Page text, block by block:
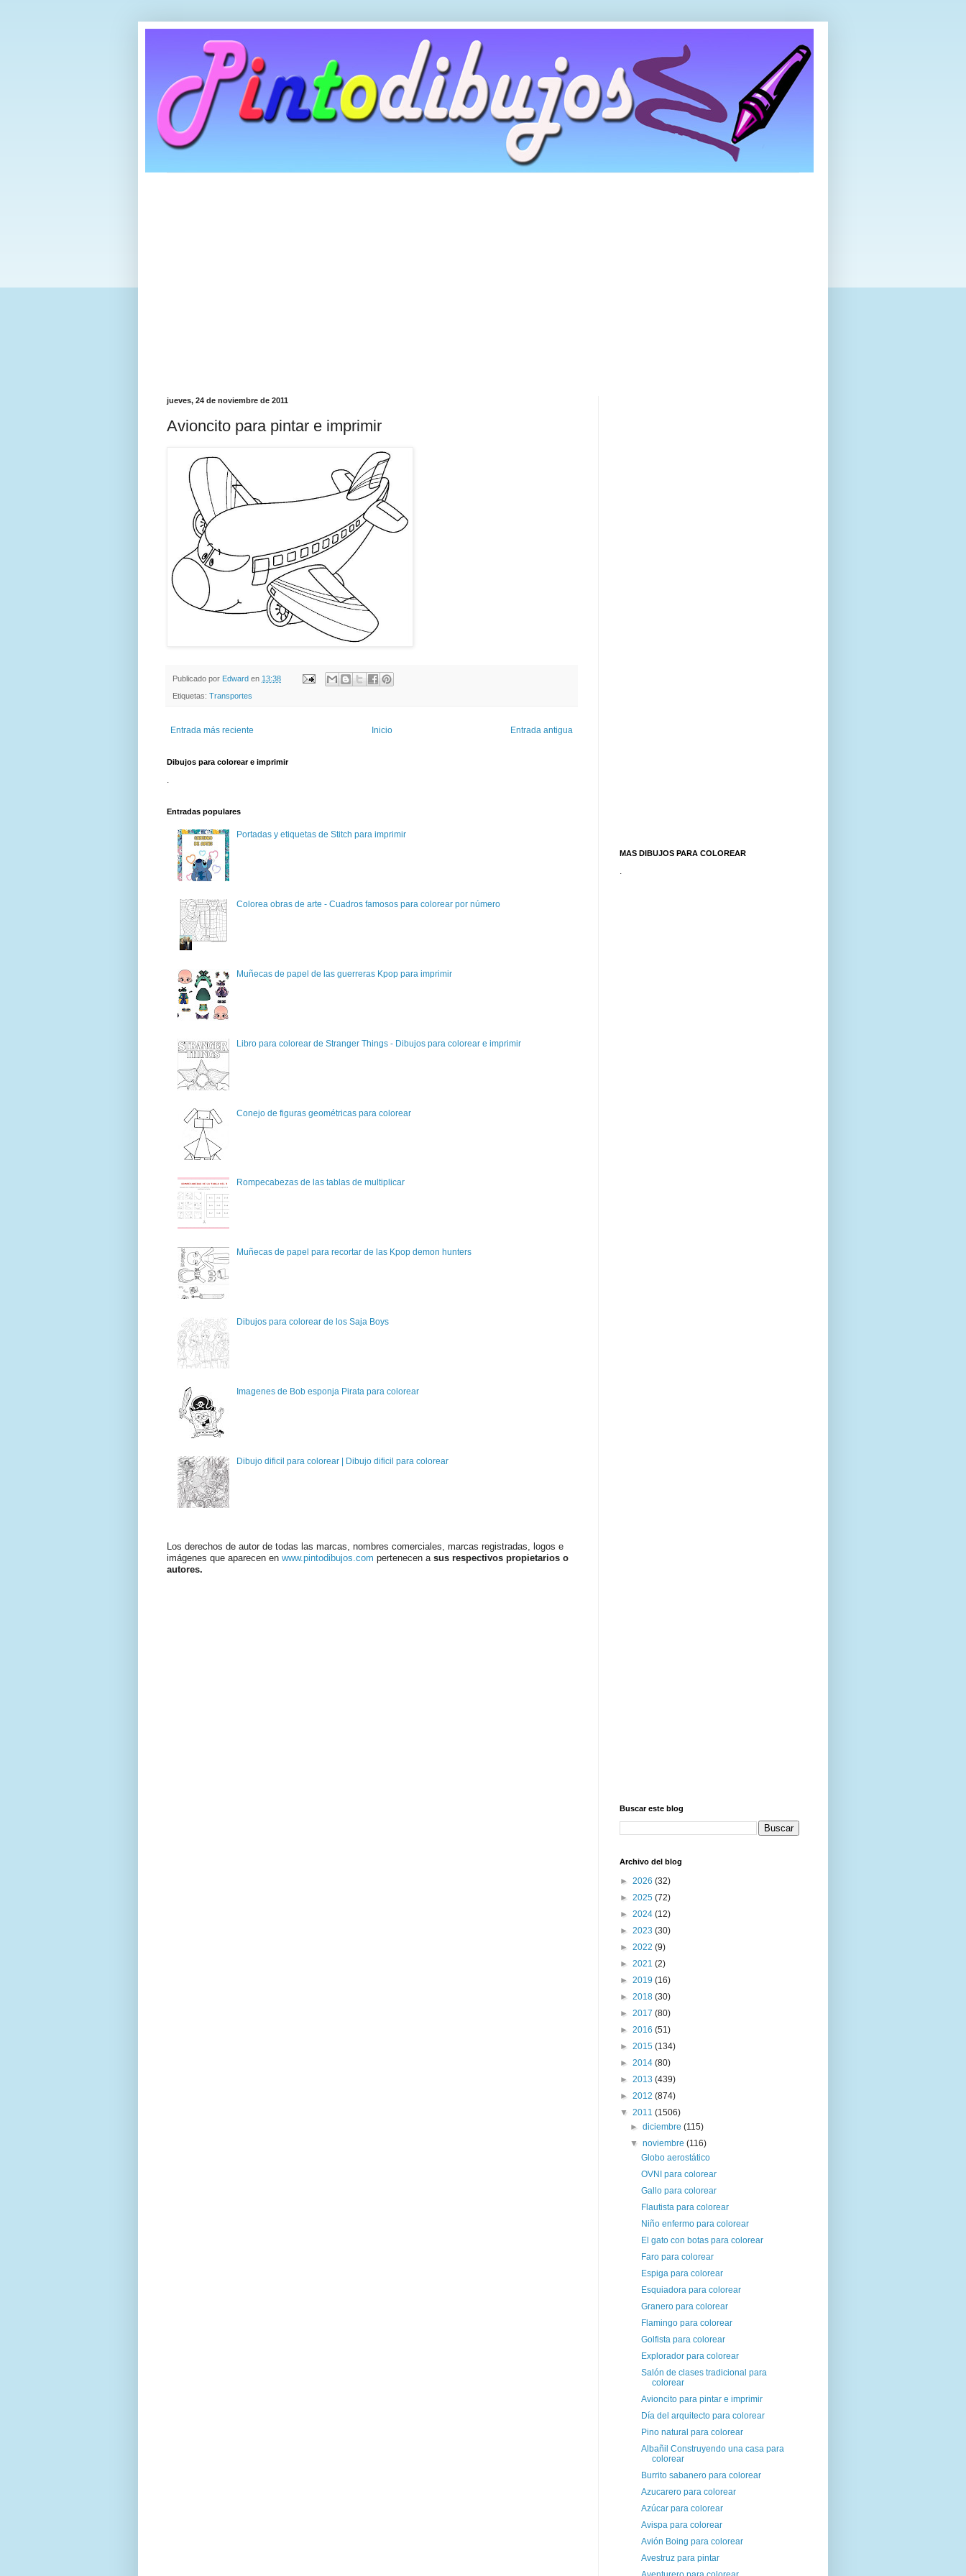
jueves, 24 de noviembre de 2011
Avioncito para pintar e imprimir
Publicado por Edward en 13:38
Etiquetas: Transportes
Entrada más reciente Entrada antigua
Inicio
Dibujos para colorear e imprimir
.
Entradas populares
Portadas y etiquetas de Stitch para imprimir
Colorea obras de arte - Cuadros famosos para colorear por número
Muñecas de papel de las guerreras Kpop para imprimir
Libro para colorear de Stranger Things - Dibujos para colorear e imprimir
Conejo de figuras geométricas para colorear
Rompecabezas de las tablas de multiplicar
Muñecas de papel para recortar de las Kpop demon hunters
Dibujos para colorear de los Saja Boys
Imagenes de Bob esponja Pirata para colorear
Dibujo dificil para colorear | Dibujo dificil para colorear
Los derechos de autor de todas las marcas, nombres comerciales, marcas registradas, logos e
imágenes que aparecen en www.pintodibujos.com pertenecen a sus respectivos propietarios o
autores.
MAS DIBUJOS PARA COLOREAR
.
Buscar este blog
Archivo del blog
► 2026 (32)
► 2025 (72)
► 2024 (12)
► 2023 (30)
► 2022 (9)
► 2021 (2)
► 2019 (16)
► 2018 (30)
► 2017 (80)
► 2016 (51)
► 2015 (134)
► 2014 (80)
► 2013 (439)
► 2012 (874)
▼ 2011 (1506)
►diciembre(115)
▼noviembre(116)
Globo aerostático
OVNI para colorear
Gallo para colorear
Flautista para colorear
Niño enfermo para colorear
El gato con botas para colorear
Faro para colorear
Espiga para colorear
Esquiadora para colorear
Granero para colorear
Flamingo para colorear
Golfista para colorear
Explorador para colorear
Salón de clases tradicional para
colorear
Avioncito para pintar e imprimir
Día del arquitecto para colorear
Pino natural para colorear
Albañil Construyendo una casa para
colorear
Burrito sabanero para colorear
Azucarero para colorear
Azúcar para colorear
Avispa para colorear
Avión Boing para colorear
Avestruz para pintar